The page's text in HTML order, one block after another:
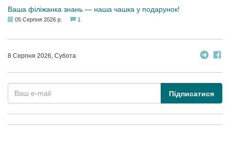
Ваша філіжанка знань — наша чашка у подарунок!
05 Серпня 2026 р. 1
8 Серпня 2026, Субота
Підписатися